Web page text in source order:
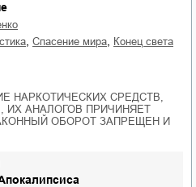
спасение мира конец света
НАРКОТИЧЕСКИХ СРЕДСТВ,
АНАЛОГОВ ПРИЧИНЯЕТ
ОБОРОТ ЗАПРЕЩЕН И